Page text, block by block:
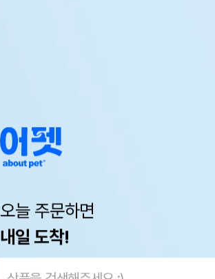
오늘 주문하면
내일 도착!